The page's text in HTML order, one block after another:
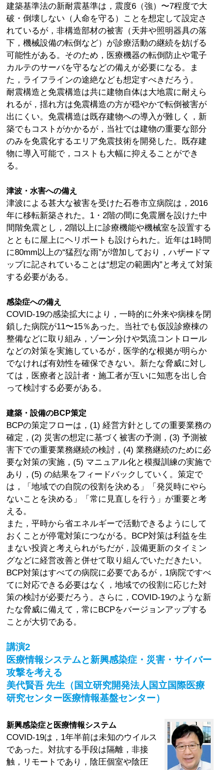
建築基準法の新耐震基準は，震度6（強）〜7程度で大
破・倒壊しない（人命を守る）ことを想定して設定さ
れているが，非構造部材の被害（天井や照明器具の落
下，機械設備の転倒など）が診療活動の継続を妨げる
可能性がある。そのため，医療機器の転倒防止や電子
カルテのサーバを守るなどの備えが必要になる。ま
た，ライフラインの途絶なども想定すべきだろう。
耐震構造と免震構造は共に建物自体は大地震に耐えら
れるが，揺れ方は免震構造の方が穏やかで転倒被害が
出にくい。免震構造は既存建物への導入が難しく，新
築でもコストがかかるが，当社では建物の重要な部分
のみを免震化するエリア免震技術を開発した。既存建
物に導入可能で，コストも大幅に抑えることができ
る。
津波・水害への備え
津波による甚大な被害を受けた石巻市立病院は，2016
年に移転新築された。1・2階の間に免震層を設けた中
間階免震とし，2階以上に診療機能や機械室を設置する
とともに屋上にヘリポートも設けられた。近年は1時間
に80mm以上の“猛烈な雨”が増加しており，ハザードマ
ップに記されていることは“想定の範囲内”と考えて対策
する必要がある。
感染症への備え
COVID-19の感染拡大により，一時的に外来や病棟を閉
鎖した病院が11〜15％あった。当社でも仮設診療棟の
整備などに取り組み，ゾーン分けや気流コントロール
などの対策を実施しているが，医学的な根拠が明らか
でなければ有効性を確保できない。新たな脅威に対し
ては，医療者と設計者・施工者が互いに知恵を出し合
って検討する必要がある。
建築・設備のBCP策定
BCPの策定フローは，(1) 経営方針としての重要業務の
確定，(2) 災害の想定に基づく被害の予測，(3) 予測被
害下での重要業務継続の検討，(4) 業務継続のために必
要な対策の実施，(5) マニュアル化と模擬訓練の実施で
あり，(5) の結果をフィードバックしていく。策定で
は，「地域での自院の役割を決める」「発災時にやら
ないことを決める」「常に見直しを行う」が重要と考
える。
また，平時から省エネルギーで活動できるようにして
おくことが停電対策につながる。BCP対策は利益を生
まない投資と考えられがちだが，設備更新のタイミン
グなどに経営改善と併せて取り組んでいただきたい。
BCP対策はすべての病院に必要であるが，1病院ですべ
てに対応できる必要はなく，地域での役割に応じた対
策の検討が必要だろう。さらに，COVID-19のような新
たな脅威に備えて，常にBCPをバージョンアップする
ことが大切である。
講演2
医療情報システムと新興感染症・災害・サイバー
攻撃を考える
美代賢吾 先生（国立研究開発法人国立国際医療
研究センター医療情報基盤センター）
新興感染症と医療情報システム
COVID-19は，1年半前は未知のウイルス
であった。対抗する手段は隔離，非接
触，リモートであり，陰圧個室や陰圧